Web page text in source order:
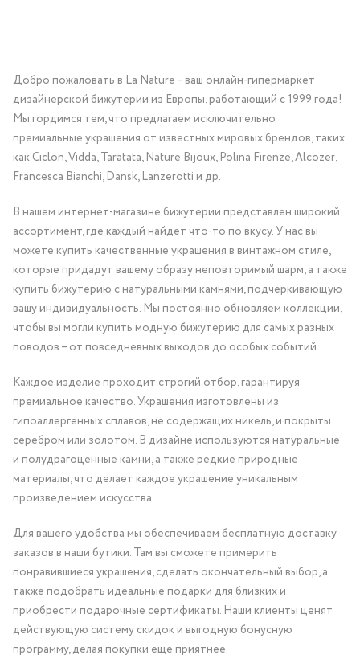
Добро пожаловать в La Nature – ваш онлайн-гипермаркет
дизайнерской бижутерии из Европы, работающий с 1999 года!
Мы гордимся тем, что предлагаем исключительно
премиальные украшения от известных мировых брендов, таких
как Ciclon, Vidda, Taratata, Nature Bijoux, Polina Firenze, Alcozer,
Francesca Bianchi, Dansk, Lanzerotti и др.
В нашем интернет-магазине бижутерии представлен широкий
ассортимент, где каждый найдет что-то по вкусу. У нас вы
можете купить качественные украшения в винтажном стиле,
которые придадут вашему образу неповторимый шарм, а также
купить бижутерию с натуральными камнями, подчеркивающую
вашу индивидуальность. Мы постоянно обновляем коллекции,
чтобы вы могли купить модную бижутерию для самых разных
поводов – от повседневных выходов до особых событий.
Каждое изделие проходит строгий отбор, гарантируя
премиальное качество. Украшения изготовлены из
гипоаллергенных сплавов, не содержащих никель, и покрыты
серебром или золотом. В дизайне используются натуральные
и полудрагоценные камни, а также редкие природные
материалы, что делает каждое украшение уникальным
произведением искусства.
Для вашего удобства мы обеспечиваем бесплатную доставку
заказов в наши бутики. Там вы сможете примерить
понравившиеся украшения, сделать окончательный выбор, а
также подобрать идеальные подарки для близких и
приобрести подарочные сертификаты. Наши клиенты ценят
действующую систему скидок и выгодную бонусную
программу, делая покупки еще приятнее.